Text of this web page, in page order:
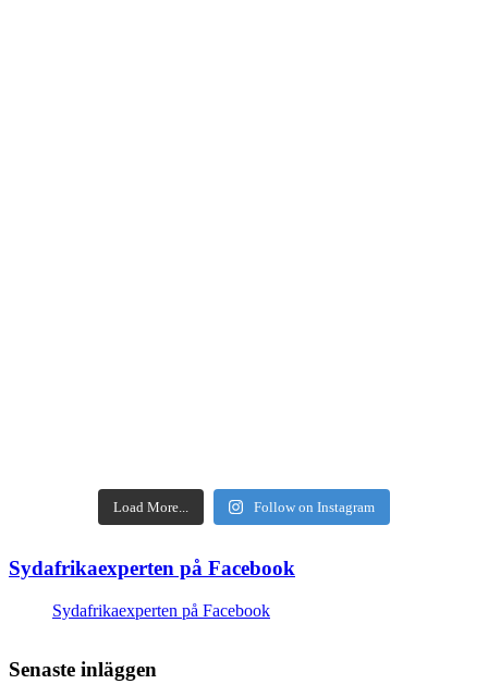
Load More... Follow on Instagram
Sydafrikaexperten på Facebook
Sydafrikaexperten på Facebook
Senaste inläggen